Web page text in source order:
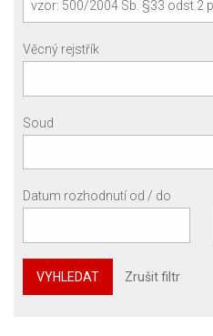
Věcný rejstřík
Soud
Datum rozhodnutí od / do
VYHLEDAT Zrušit filtr